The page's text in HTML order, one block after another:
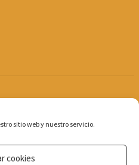
sitio web y nuestro servicio.
cookies